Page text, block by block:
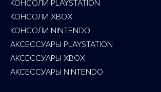
КОНСОЛИ PLAYSTATION
КОНСОЛИ XBOX
КОНСОЛИ NINTENDO
АКСЕССУАРЫ PLAYSTATION
АКСЕССУАРЫ XBOX
АКСЕССУАРЫ NINTENDO